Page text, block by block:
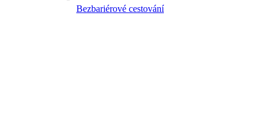
Bezbariérové cestování